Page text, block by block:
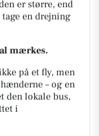
er større, end
en drejning
mærkes.
på et fly, men
– og en
den lokale bus,
i